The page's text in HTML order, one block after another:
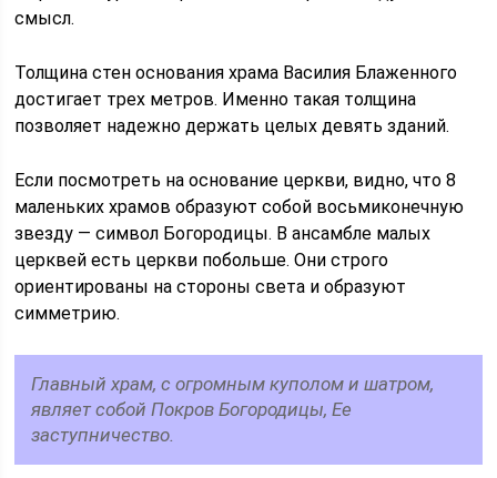
смысл.
Толщина стен основания храма Василия Блаженного
достигает трех метров. Именно такая толщина
позволяет надежно держать целых девять зданий.
Если посмотреть на основание церкви, видно, что 8
маленьких храмов образуют собой восьмиконечную
звезду — символ Богородицы. В ансамбле малых
церквей есть церкви побольше. Они строго
ориентированы на стороны света и образуют
симметрию.
Главный храм, с огромным куполом и шатром,
являет собой Покров Богородицы, Ее
заступничество.